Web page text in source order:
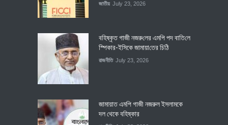
জাতীয় July 23, 2026
বহিষ্কৃত গাজী নজরু‌লের এম‌পি পদ বা‌তি‌লে
স্পিকার-ইসিকে জামায়া‌তের চি‌ঠি
রাজনীতি July 23, 2026
জামায়াত এমপি গাজী নজরুল ইসলামকে
দল থেকে বহিষ্কার